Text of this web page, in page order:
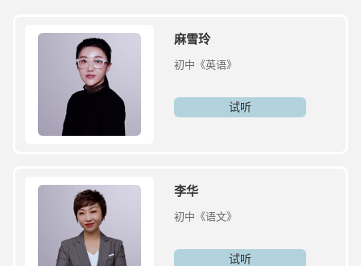
麻雪玲
初中《英语》
试听
李华
初中《语文》
试听